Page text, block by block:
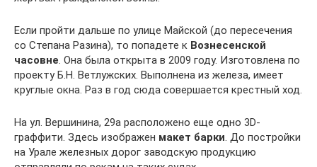
Если пройти дальше по улице Майской (до пересечения
со Степана Разина), то попадете к Вознесенской
часовне. Она была открыта в 2009 году. Изготовлена по
проекту Б.Н. Ветлужских. Выполнена из железа, имеет
круглые окна. Раз в год сюда совершается крестный ход.
На ул. Вершинина, 29а расположено еще одно 3D-
граффити. Здесь изображен макет барки. До постройки
на Урале железных дорог заводскую продукцию